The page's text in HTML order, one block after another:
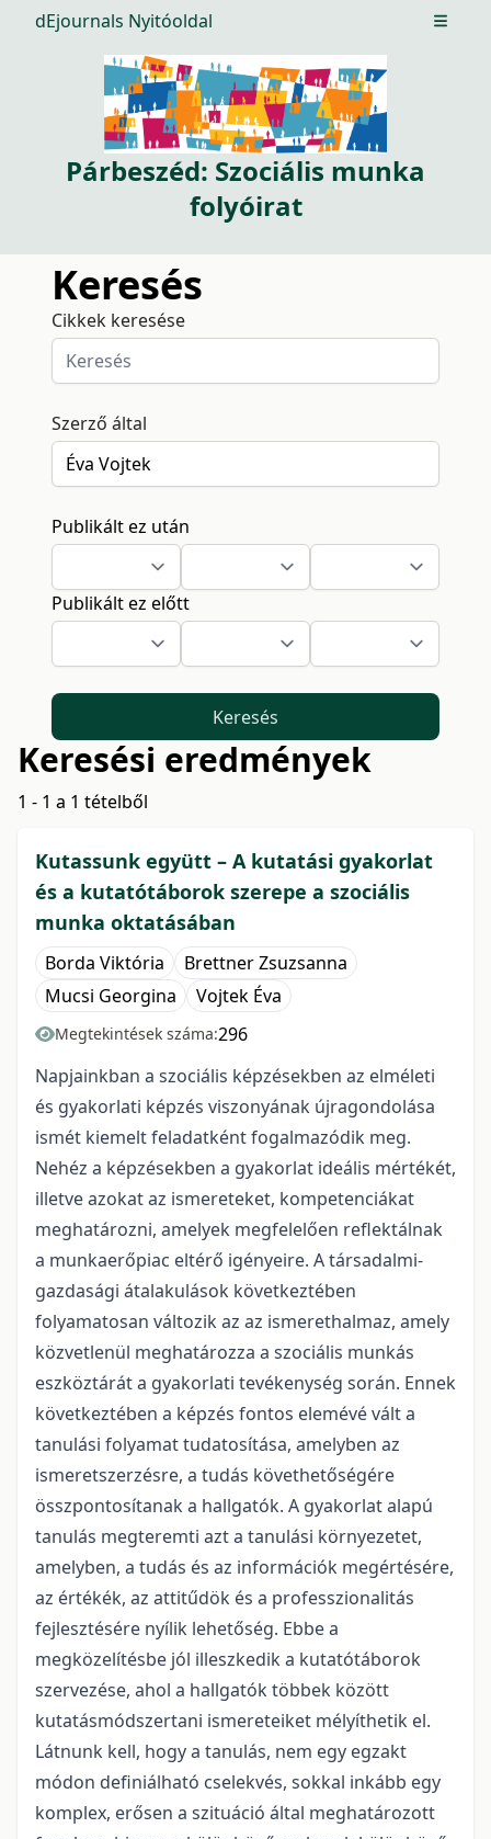
dEjournals Nyitóoldal Open
Párbeszéd: Szociális munka
folyóirat
Keresés
Cikkek keresése
Szerző által
Publikált ez után
Publikált ez előtt
Keresés
Keresési eredmények
1 - 1 a 1 tételből
Kutassunk együtt – A kutatási gyakorlat
és a kutatótáborok szerepe a szociális
munka oktatásában
Borda Viktória
Brettner Zsuzsanna
Mucsi Georgina
Vojtek Éva
Megtekintések száma:296
Napjainkban a szociális képzésekben az elméleti
és gyakorlati képzés viszonyának újragondolása
ismét kiemelt feladatként fogalmazódik meg.
Nehéz a képzésekben a gyakorlat ideális mértékét,
illetve azokat az ismereteket, kompetenciákat
meghatározni, amelyek megfelelően reflektálnak
a munkaerőpiac eltérő igényeire. A társadalmi-
gazdasági átalakulások következtében
folyamatosan változik az az ismerethalmaz, amely
közvetlenül meghatározza a szociális munkás
eszköztárát a gyakorlati tevékenység során. Ennek
következtében a képzés fontos elemévé vált a
tanulási folyamat tudatosítása, amelyben az
ismeretszerzésre, a tudás követhetőségére
összpontosítanak a hallgatók. A gyakorlat alapú
tanulás megteremti azt a tanulási környezetet,
amelyben, a tudás és az információk megértésére,
az értékék, az attitűdök és a professzionalitás
fejlesztésére nyílik lehetőség. Ebbe a
megközelítésbe jól illeszkedik a kutatótáborok
szervezése, ahol a hallgatók többek között
kutatásmódszertani ismereteiket mélyíthetik el.
Látnunk kell, hogy a tanulás, nem egy egzakt
módon definiálható cselekvés, sokkal inkább egy
komplex, erősen a szituáció által meghatározott